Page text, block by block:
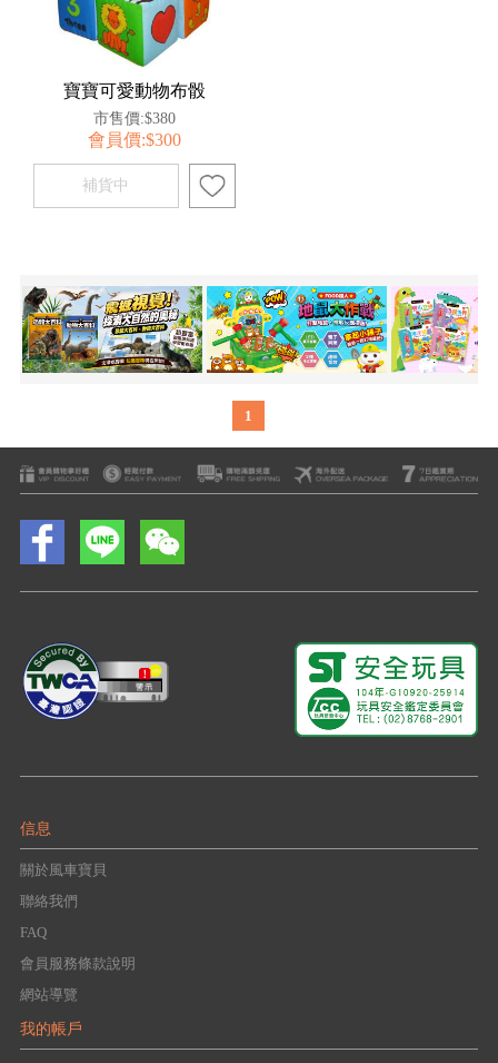
寶寶可愛動物布骰
市售價:$380
會員價:$300
1
信息
關於風車寶貝
聯絡我們
FAQ
會員服務條款說明
網站導覽
我的帳戶